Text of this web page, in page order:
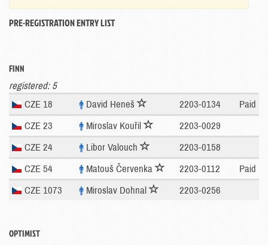
PRE-REGISTRATION ENTRY LIST
FINN
registered: 5
CZE 18
David Heneš 2203-0134 Paid
CZE 23 Miroslav Kouřil 2203-0029
CZE 24 Libor Valouch 2203-0158
CZE 54 Matouš Červenka 2203-0112 Paid
CZE 1073 Miroslav Dohnal 2203-0256
OPTIMIST